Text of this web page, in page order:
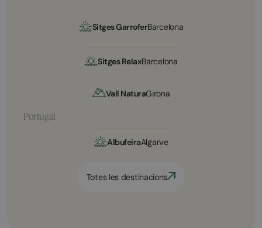
Sitges GarroferBarcelona
Sitges RelaxBarcelona
Vall NaturaGirona
Portugal
AlbufeiraAlgarve
Totes les destinacions